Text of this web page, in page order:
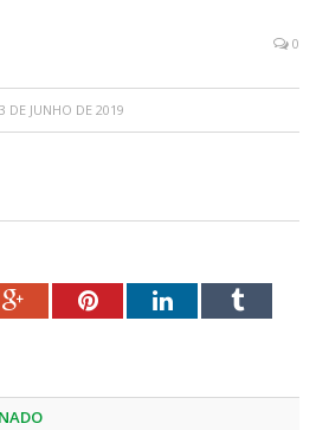
0
DE JUNHO DE 2019
Google+PinterestLinkedInTumblr